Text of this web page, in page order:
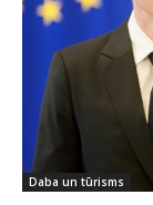
Daba un tūrisms